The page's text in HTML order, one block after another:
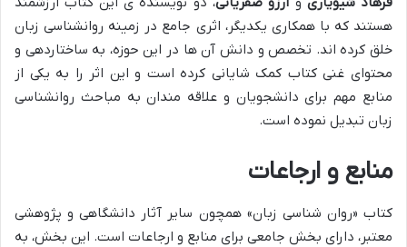
هستند که با همکاری یکدیگر، اثری جامع در زمینه روانشناسی زبان
خلق کرده اند. تخصص و دانش آن ها در این حوزه، به ساختاردهی و
محتوای غنی کتاب کمک شایانی کرده است و این اثر را به یکی از
منابع مهم برای دانشجویان و علاقه مندان به مباحث روانشناسی
زبان تبدیل نموده است.
منابع و ارجاعات
کتاب «روان شناسی زبان» همچون سایر آثار دانشگاهی و پژوهشی
معتبر، دارای بخش جامعی برای منابع و ارجاعات است. این بخش، به